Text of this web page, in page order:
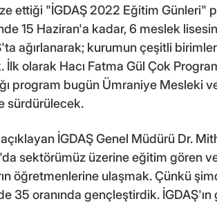
ettiği "İGDAŞ 2022 Eğitim Günleri"
15 Haziran'a kadar, 6 meslek
ağırlanarak; kurumun çeşitli
İlk olarak Hacı Fatma Gül Çok
program bugün Ümraniye Mesleki
sürdürülecek.
açıklayan İGDAŞ Genel Müdürü Dr.
sektörümüz üzerine eğitim gören
öğretmenlerine ulaşmak. Çünkü
35 oranında gençleştirdik.